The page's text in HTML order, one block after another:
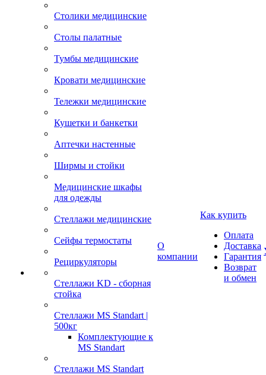
Столики медицинские
Столы палатные
Тумбы медицинские
Кровати медицинские
Тележки медицинские
Кушетки и банкетки
Аптечки настенные
Ширмы и стойки
Медицинские шкафы
для одежды
Стеллажи медицинские
Сейфы термостаты
Рециркуляторы
Стеллажи KD - сборная
стойка
Стеллажи MS Standart |
500кг
Комплектующие к
MS Standart
Стеллажи MS Standart
О
компании
Как купить
Оплата
Доставка
Гарантия
Возврат
и обмен